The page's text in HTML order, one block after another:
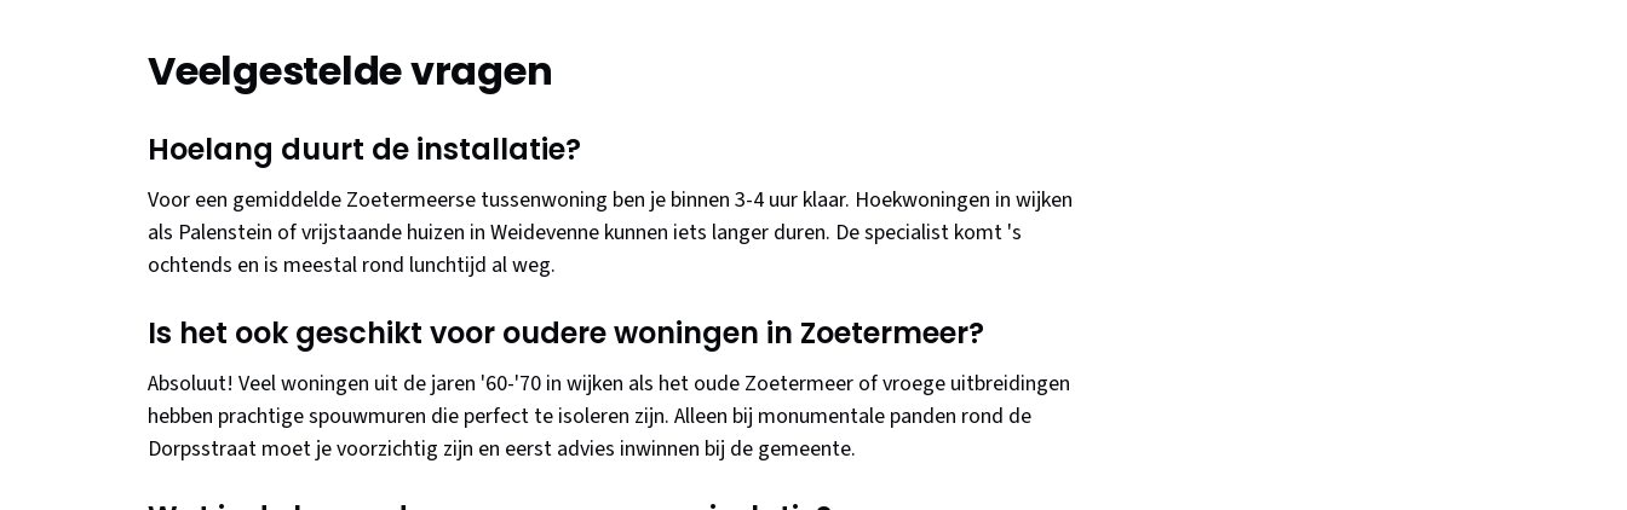
Veelgestelde vragen
Hoelang duurt de installatie?
Voor een gemiddelde Zoetermeerse tussenwoning ben je binnen 3-4 uur klaar. Hoekwoningen in wijken
als Palenstein of vrijstaande huizen in Weidevenne kunnen iets langer duren. De specialist komt 's
ochtends en is meestal rond lunchtijd al weg.
Is het ook geschikt voor oudere woningen in Zoetermeer?
Absoluut! Veel woningen uit de jaren '60-'70 in wijken als het oude Zoetermeer of vroege uitbreidingen
hebben prachtige spouwmuren die perfect te isoleren zijn. Alleen bij monumentale panden rond de
Dorpsstraat moet je voorzichtig zijn en eerst advies inwinnen bij de gemeente.